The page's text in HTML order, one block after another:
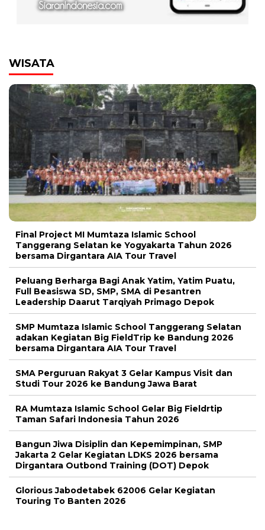
WISATA
Final Project MI Mumtaza Islamic School
Tanggerang Selatan ke Yogyakarta Tahun 2026
bersama Dirgantara AIA Tour Travel
Peluang Berharga Bagi Anak Yatim, Yatim Puatu,
Full Beasiswa SD, SMP, SMA di Pesantren
Leadership Daarut Tarqiyah Primago Depok
SMP Mumtaza Islamic School Tanggerang Selatan
adakan Kegiatan Big FieldTrip ke Bandung 2026
bersama Dirgantara AIA Tour Travel
SMA Perguruan Rakyat 3 Gelar Kampus Visit dan
Studi Tour 2026 ke Bandung Jawa Barat
RA Mumtaza Islamic School Gelar Big Fieldrtip
Taman Safari Indonesia Tahun 2026
Bangun Jiwa Disiplin dan Kepemimpinan, SMP
Jakarta 2 Gelar Kegiatan LDKS 2026 bersama
Dirgantara Outbond Training (DOT) Depok
Glorious Jabodetabek 62006 Gelar Kegiatan
Touring To Banten 2026